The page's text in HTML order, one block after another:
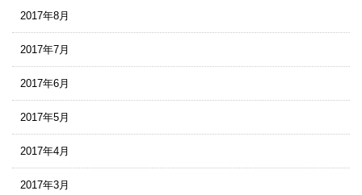
2017年8月
2017年7月
2017年6月
2017年5月
2017年4月
2017年3月